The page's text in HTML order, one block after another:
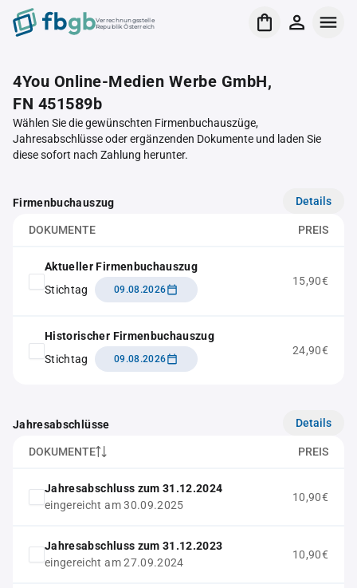
Verrechnungsstelle
Republik Österreich
4You Online-Medien Werbe GmbH,
FN 451589b
Wählen Sie die gewünschten Firmenbuchauszüge,
Jahresabschlüsse oder ergänzenden Dokumente und laden Sie
diese sofort nach Zahlung herunter.
Firmenbuchauszug Details
DOKUMENTE PREIS
Aktueller Firmenbuchauszug
Stichtag
09.08.2026
15,90€
Historischer Firmenbuchauszug
Stichtag
09.08.2026
24,90€
Jahresabschlüsse Details
DOKUMENTE PREIS
Jahresabschluss zum 31.12.2024
eingereicht am 30.09.2025
10,90€
Jahresabschluss zum 31.12.2023
eingereicht am 27.09.2024
10,90€